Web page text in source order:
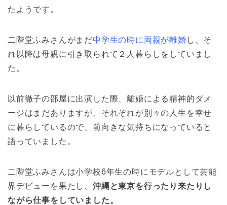
たようです。
二階堂ふみさんがまだ中学生の時に両親が離婚 し、そ
れ以降は母親に引き取られて２人暮らしをしていまし
た。
以前徹子の部屋に出演した際、離婚による精神的ダメ
ージはまだありますが、それぞれが別々の人生を幸せ
に暮らしているので、前向きな気持ちになっていると
語っていました。
二階堂ふみさんは小学校6年生の時にモデルとして芸能
界デビューを果たし、 沖縄と東京を行ったり来たりし
ながら仕事をしていました。